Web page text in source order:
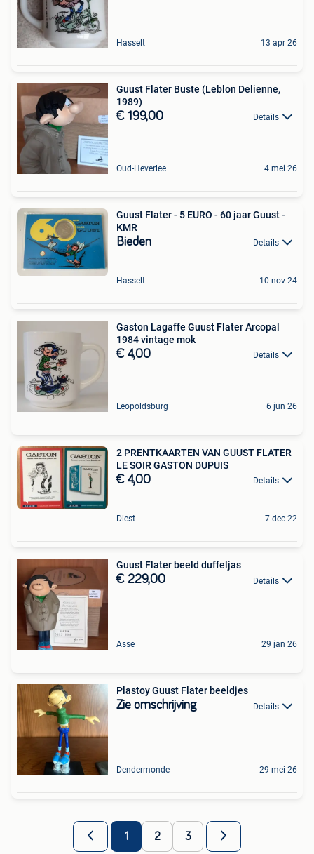
Hasselt 13 apr 26
Guust Flater Buste (Leblon Delienne,
1989)
€ 199,00 Details
Oud-Heverlee 4 mei 26
Guust Flater - 5 EURO - 60 jaar Guust -
KMR
Bieden Details
Hasselt 10 nov 24
Gaston Lagaffe Guust Flater Arcopal
1984 vintage mok
€ 4,00 Details
Leopoldsburg 6 jun 26
2 PRENTKAARTEN VAN GUUST FLATER
LE SOIR GASTON DUPUIS
€ 4,00 Details
Diest 7 dec 22
Guust Flater beeld duffeljas
€ 229,00 Details
Asse 29 jan 26
Plastoy Guust Flater beeldjes
Zie omschrijving Details
Dendermonde 29 mei 26
1 2 3